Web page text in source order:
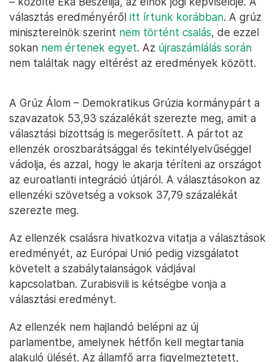
választás eredményéről itt írtunk korábban. A grúz
miniszterelnök szerint nem történt csalás, de ezzel
sokan nem értenek egyet. Az újraszámlálás során
nem találtak nagy eltérést az eredmények között.
A Grúz Álom – Demokratikus Grúzia kormánypárt a
szavazatok 53,93 százalékát szerezte meg, amit a
választási bizottság is megerősített. A pártot az
ellenzék oroszbarátsággal és tekintélyelvűséggel
vádolja, és azzal, hogy le akarja téríteni az országot
az euroatlanti integráció útjáról. A választásokon az
ellenzéki szövetség a voksok 37,79 százalékát
szerezte meg.
Az ellenzék csalásra hivatkozva vitatja a választások
eredményét, az Európai Unió pedig vizsgálatot
követelt a szabálytalanságok vádjával
kapcsolatban. Zurabisvili is kétségbe vonja a
választási eredményt.
Az ellenzék nem hajlandó belépni az új
parlamentbe, amelynek hétfőn kell megtartania
alakuló ülését. Az államfő arra figyelmeztetett,